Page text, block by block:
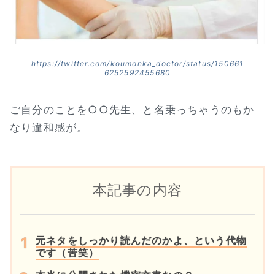
https://twitter.com/koumonka_doctor/status/150661
6252592455680
ご自分のことを○○先生、と名乗っちゃうのもか
なり違和感が。
本記事の内容
元ネタをしっかり読んだのかよ、という代物
です（苦笑）